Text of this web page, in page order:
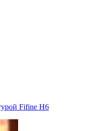
Fifine H6